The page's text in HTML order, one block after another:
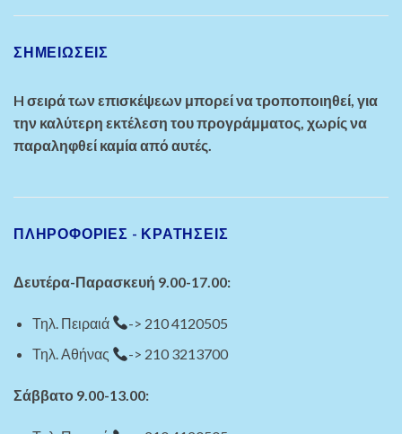
ΣΗΜΕΙΏΣΕΙΣ
H σειρά των επισκέψεων μπορεί να τροποποιηθεί, για
την καλύτερη εκτέλεση του προγράμματος, χωρίς να
παραληφθεί καμία από αυτές.
ΠΛΗΡΟΦΟΡΙΕΣ - ΚΡΑΤΗΣΕΙΣ
Δευτέρα-Παρασκευή 9.00-17.00:
Τηλ. Πειραιά
-> 210 4120505
Τηλ. Αθήνας
-> 210 3213700
Σάββατο 9.00-13.00: